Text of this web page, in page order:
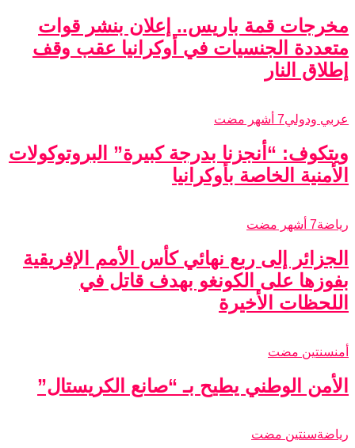
مخرجات قمة باريس.. إعلان بنشر قوات
متعددة الجنسيات في أوكرانيا عقب وقف
إطلاق النار
عربي ودولي7 أشهر مضت
ويتكوف: “أنجزنا بدرجة كبيرة” البروتوكولات
الأمنية الخاصة بأوكرانيا
رياضة7 أشهر مضت
الجزائر إلى ربع نهائي كأس الأمم الإفريقية
بفوزها على الكونغو بهدف قاتل في
اللحظات الأخيرة
أمنسنتين مضت
الأمن الوطني يطيح بـ “صانع الكريستال”
رياضةسنتين مضت